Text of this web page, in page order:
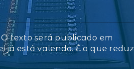
texto será publicado em
já está valendo. É a que reduz